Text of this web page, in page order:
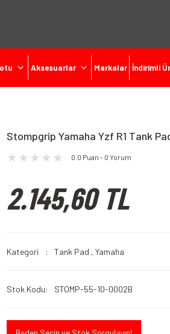
Aksesuarlar Markalar İndirimli
Stompgrip Yamaha Yzf R1 Tank
0.0 Puan - 0 Yorum
2.145,60 TL
Kategori Tank Pad , Yamaha
Stok Kodu STOMP-55-10-0002B